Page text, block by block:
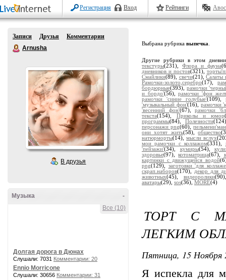
Регистрация Вход Рейтинги
Записи Друзья
Комментарии
Arnusha
В друзья
-
Музыка
Все (10)
Долгая дорога в Дюнах
Слушали: 7031 Комментарии: 20
Ennio Morricone
Слушали: 30656 Комментарии: 31
Выбрана рубрика выпечка
Другие рубрики в этом
текстуры(231), Флора и фауна
дневников и постов(321),
Смайлики(89), свечи(21),Салаты
Рамочки-золото,серебро(17),
бордюрные(393), рамочки
и бордо'(56),рамочки 'фон
рамочки 'синие голубые'(109),
'музыкальный фон'(16), рамочки
'весенний фон'(67),рамочки
текста(154), Приколы и юмор
программы(84),Полезности
персонажи png(60),
они хотят жить(58),общество
натюрморты(14),мысли вслух
мои рамочки с коллажом(331),
'пейзажи'(34), кумиры(54),
здоровье(97),котоматрица(67),
картинки с движущейся водой
png(129), заготовки 'для
скрап.наборов(170), декор для
животных(45), видеоролики
аватары(29), sos(36), MORE(4)
ТОРТ С
ЛЕГКИМ
Пятница, 15 Ноября
Я испекла для